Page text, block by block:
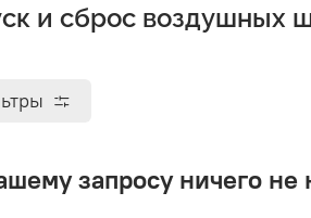
и сброс воздушных
запросу ничего не